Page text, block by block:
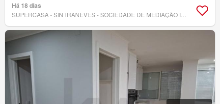
Há 18 dias